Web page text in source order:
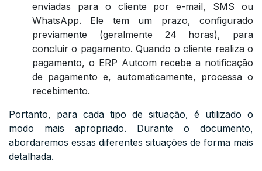
enviadas para o cliente por e-mail, SMS ou
WhatsApp. Ele tem um prazo, configurado
previamente (geralmente 24 horas), para
concluir o pagamento. Quando o cliente realiza o
pagamento, o ERP Autcom recebe a notificação
de pagamento e, automaticamente, processa o
recebimento.
Portanto, para cada tipo de situação, é utilizado o
modo mais apropriado. Durante o documento,
abordaremos essas diferentes situações de forma mais
detalhada.